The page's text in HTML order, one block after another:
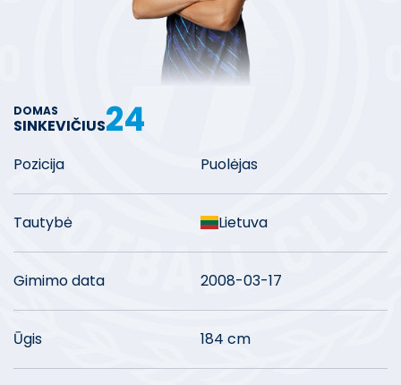
DOMAS
SINKEVIČIUS24
Pozicija Puolėjas
Tautybė Lietuva
Gimimo data 2008-03-17
Ūgis 184 cm